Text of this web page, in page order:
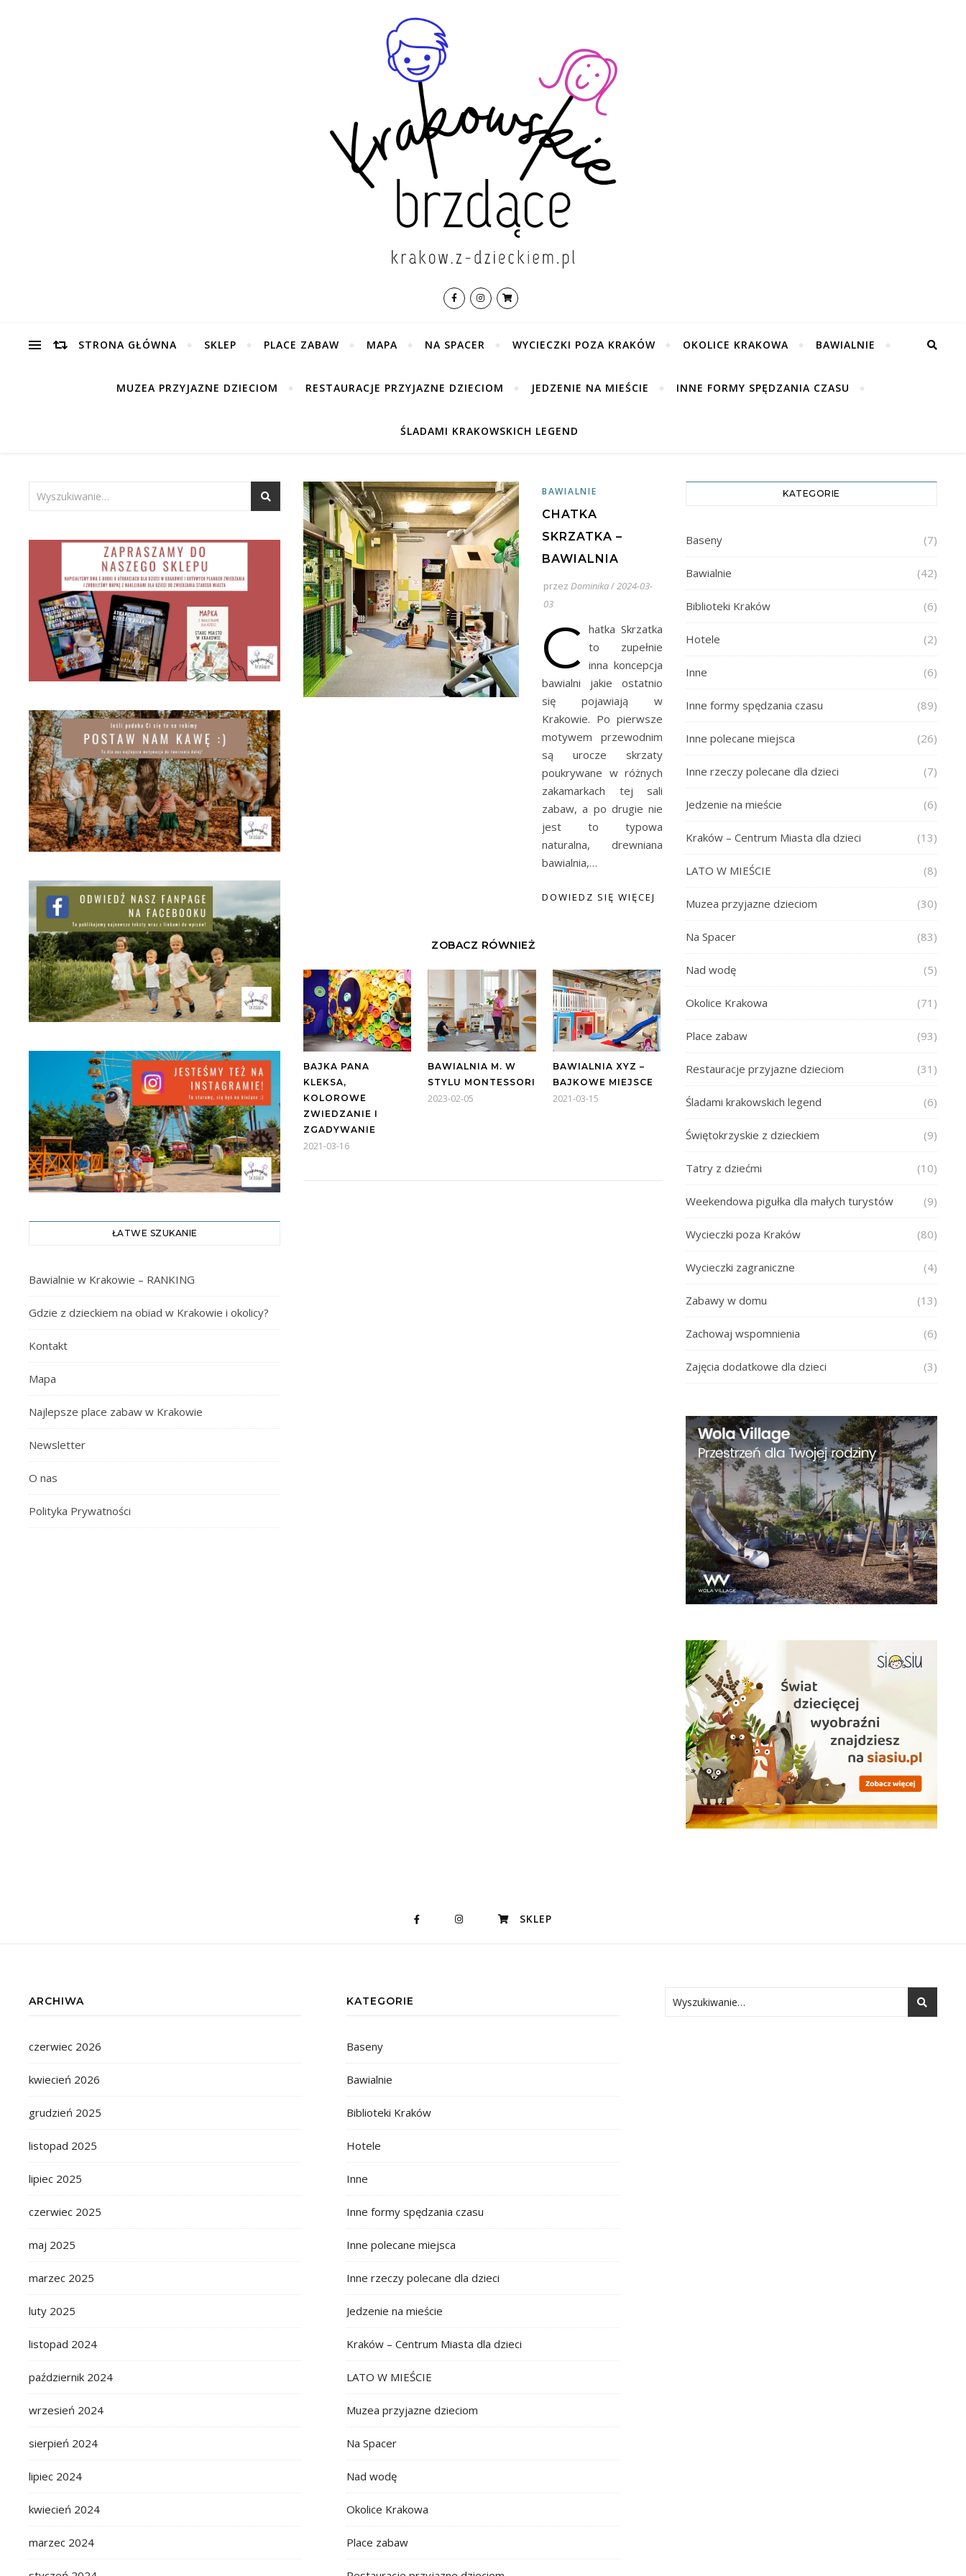
STRONA GŁÓWNA SKLEP PLACE ZABAW MAPA NA SPACER WYCIECZKI POZA KRAKÓW OKOLICE KRAKOWA BAWIALNIE
MUZEA PRZYJAZNE DZIECIOM RESTAURACJE PRZYJAZNE DZIECIOM JEDZENIE NA MIEŚCIE INNE FORMY SPĘDZANIA CZASU
ŚLADAMI KRAKOWSKICH LEGEND
ŁATWE SZUKANIE
Bawialnie w Krakowie – RANKING
Gdzie z dzieckiem na obiad w Krakowie i okolicy?
Kontakt
Mapa
Najlepsze place zabaw w Krakowie
Newsletter
O nas
Polityka Prywatności
BAWIALNIE
CHATKA
SKRZATKA –
BAWIALNIA
przez Dominika/2024-03-
03
C hatka Skrzatka
to zupełnie
inna koncepcja
bawialni jakie ostatnio
się pojawiają w
Krakowie. Po pierwsze
motywem przewodnim
są urocze skrzaty
poukrywane w różnych
zakamarkach tej sali
zabaw, a po drugie nie
jest to typowa
naturalna, drewniana
bawialnia,…
DOWIEDZ SIĘ WIĘCEJ
ZOBACZ RÓWNIEŻ
BAJKA PANA
KLEKSA,
KOLOROWE
ZWIEDZANIE I
ZGADYWANIE
2021-03-16
BAWIALNIA M. W
STYLU MONTESSORI
2023-02-05
BAWIALNIA XYZ –
BAJKOWE MIEJSCE
2021-03-15
KATEGORIE
Baseny (7)
Bawialnie (42)
Biblioteki Kraków (6)
Hotele (2)
Inne (6)
Inne formy spędzania czasu (89)
Inne polecane miejsca (26)
Inne rzeczy polecane dla dzieci (7)
Jedzenie na mieście (6)
Kraków – Centrum Miasta dla dzieci (13)
LATO W MIEŚCIE (8)
Muzea przyjazne dzieciom (30)
Na Spacer (83)
Nad wodę (5)
Okolice Krakowa (71)
Place zabaw (93)
Restauracje przyjazne dzieciom (31)
Śladami krakowskich legend (6)
Świętokrzyskie z dzieckiem (9)
Tatry z dziećmi (10)
Weekendowa pigułka dla małych turystów (9)
Wycieczki poza Kraków (80)
Wycieczki zagraniczne (4)
Zabawy w domu (13)
Zachowaj wspomnienia (6)
Zajęcia dodatkowe dla dzieci (3)
SKLEP
ARCHIWA
czerwiec 2026
kwiecień 2026
grudzień 2025
listopad 2025
lipiec 2025
czerwiec 2025
maj 2025
marzec 2025
luty 2025
listopad 2024
październik 2024
wrzesień 2024
sierpień 2024
lipiec 2024
kwiecień 2024
marzec 2024
KATEGORIE
Baseny
Bawialnie
Biblioteki Kraków
Hotele
Inne
Inne formy spędzania czasu
Inne polecane miejsca
Inne rzeczy polecane dla dzieci
Jedzenie na mieście
Kraków – Centrum Miasta dla dzieci
LATO W MIEŚCIE
Muzea przyjazne dzieciom
Na Spacer
Nad wodę
Okolice Krakowa
Place zabaw